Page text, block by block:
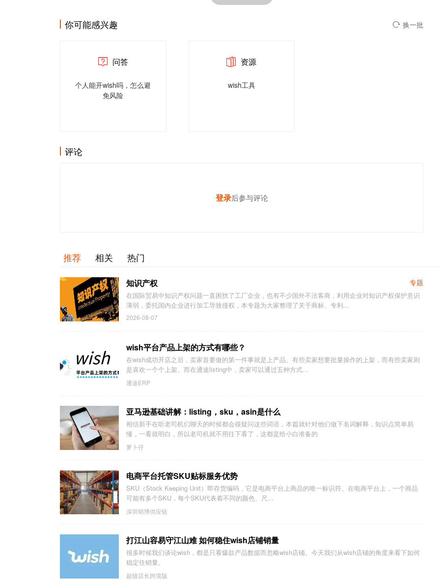
你可能感兴趣 换一批
问答
个人能开wish吗，怎么避
免风险
资源
wish工具
评论
登录后参与评论
发表你的高见
推荐 相关 热门
专题
知识产权
在国际贸易中知识产权问题一直困扰了工厂企业，也有不少国外不法客商，利用企业对知识产权保护意识
薄弱，委托国内企业进行加工导致侵权，本专题为大家整理了关于商标、专利...
2026-08-07
wish平台产品上架的方式有哪些？
在wish成功开店之后，卖家首要做的第一件事就是上产品。有些卖家想要批量操作的上架，而有些卖家则
是喜欢一个个上架。而在通途listing中，卖家可以通过五种方式...
通途ERP
亚马逊基础讲解：listing，sku，asin是什么
相信新手在听老司机们聊天的时候都会很疑问这些词语，本篇就针对他们做下名词解释，知识点简单易
懂，一看就明白，所以老司机就不用往下看了，这都是给小白准备的
萝卜仔
电商平台托管SKU贴标服务优势
SKU（Stock Keeping Unit）即存货编码，它是电商平台上商品的唯一标识符。在电商平台上，一个商品
可能有多个SKU，每个SKU代表着不同的颜色、尺...
深圳韬博供应链
打江山容易守江山难 如何稳住wish店铺销量
很多时候我们谈论wish，都是只看爆款产品数据而忽略wish店铺。今天我们从wish店铺的角度来看下如何
稳定住销量。
超级店长跨境版